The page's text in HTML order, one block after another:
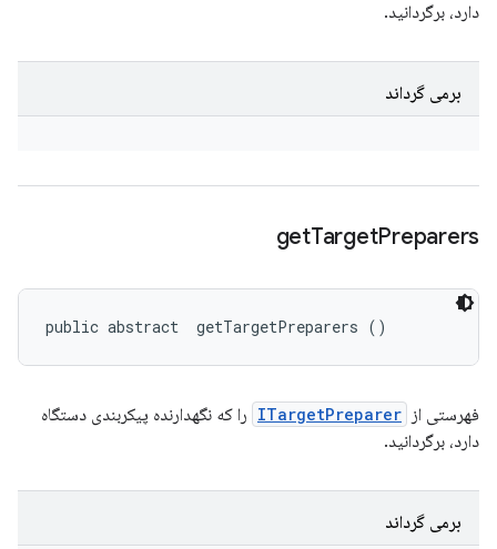
دارد، برگردانید.
برمی گرداند
getTargetPreparers
public abstract getTargetPreparers ()
فهرستی از ITargetPreparer را که نگهدارنده پیکربندی دستگاه
دارد، برگردانید.
برمی گرداند